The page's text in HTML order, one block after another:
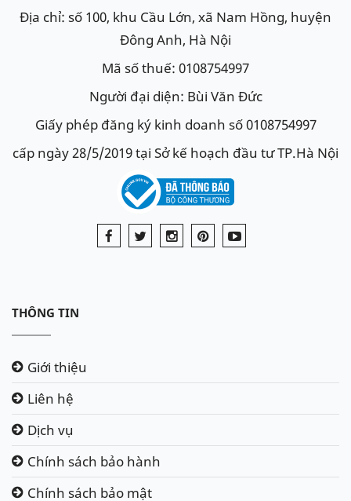
Địa chỉ: số 100, khu Cầu Lớn, xã Nam Hồng, huyện
Đông Anh, Hà Nội
Mã số thuế: 0108754997
Người đại diện: Bùi Văn Đức
Giấy phép đăng ký kinh doanh số 0108754997
cấp ngày 28/5/2019 tại Sở kế hoạch đầu tư TP.Hà Nội
THÔNG TIN
Giới thiệu
Liên hệ
Dịch vụ
Chính sách bảo hành
Chính sách bảo mật